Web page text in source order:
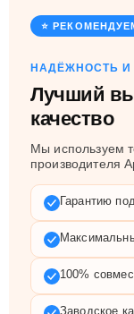
⭐
НАДЁЖНОСТЬ И
Лучший
качество
Мы используем
производителя
Гарантию
100%
Заводское